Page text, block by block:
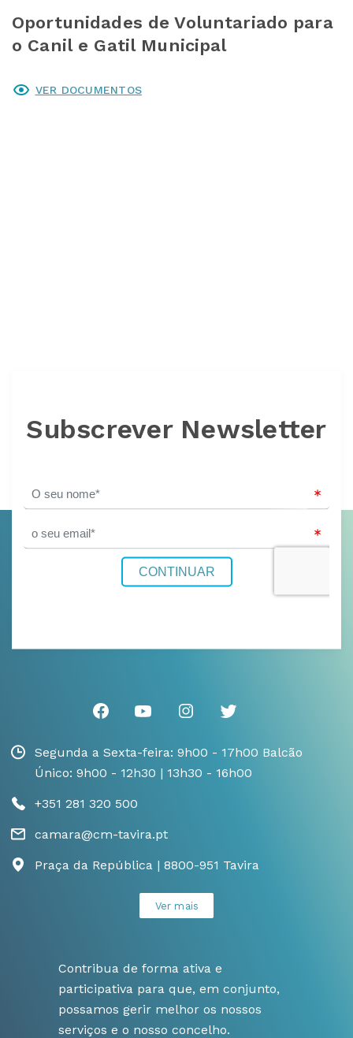
Oportunidades de Voluntariado para
o Canil e Gatil Municipal
VER DOCUMENTOS
Subscrever Newsletter
Segunda a Sexta-feira: 9h00 - 17h00 Balcão
Único: 9h00 - 12h30 | 13h30 - 16h00
+351 281 320 500
camara@cm-tavira.pt
Praça da República | 8800-951 Tavira
Ver mais
Contribua de forma ativa e
participativa para que, em conjunto,
possamos gerir melhor os nossos
serviços e o nosso concelho.